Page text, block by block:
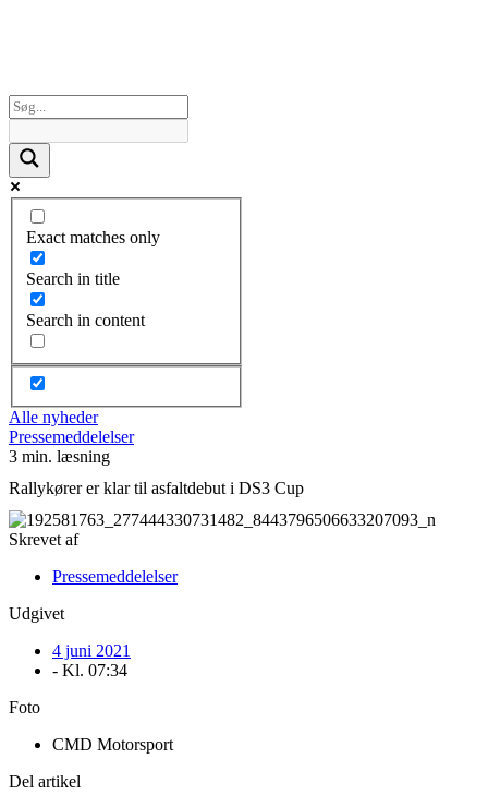
Exact matches only
Search in title
Search in content
Alle nyheder
Pressemeddelelser
3 min. læsning
Rallykører er klar til asfaltdebut i DS3 Cup
Skrevet af
Pressemeddelelser
Udgivet
4 juni 2021
- Kl. 07:34
Foto
CMD Motorsport
Del artikel